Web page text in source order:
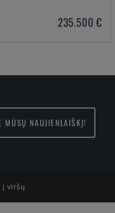
235.500 €
MŪSŲ NAUJIENLAIŠKĮ!
viršų